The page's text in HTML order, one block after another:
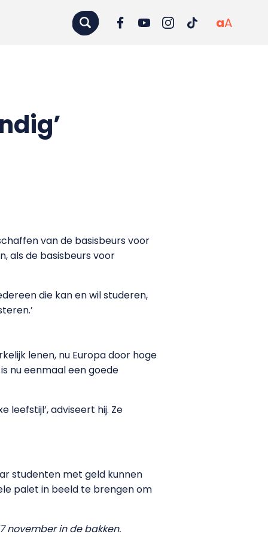
aA
van de basisbeurs voor
als de basisbeurs voor
die kan en wil studeren,
lenen, nu Europa door hoge
nu eenmaal een goede
leefstijl’, adviseert hij. Ze
studenten met geld kunnen
palet in beeld te brengen om
november in de bakken.